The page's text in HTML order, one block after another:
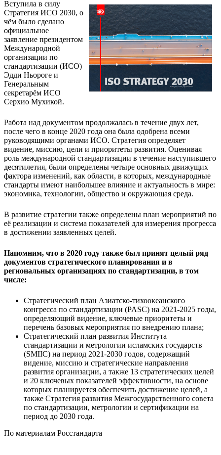
Вступила в силу
Стратегия ИСО 2030, о
чём было сделано
официальное
заявление президентом
Международной
организации по
стандартизации (ИСО)
Эдди Ньороге и
Генеральным
секретарём ИСО
Серхио Мухикой.
Работа над документом продолжалась в течение двух лет,
после чего в конце 2020 года она была одобрена всеми
руководящими органами ИСО. Стратегия определяет
видение, миссию, цели и приоритеты развития. Оценивая
роль международной стандартизации в течение наступившего
десятилетия, были определены четыре основных движущих
фактора изменений, как области, в которых, международные
стандарты имеют наибольшее влияние и актуальность в мире:
экономика, технологии, общество и окружающая среда.
В развитие стратегии также определены план мероприятий по
её реализации и система показателей для измерения прогресса
в достижении заявленных целей.
Напомним, что в 2020 году также был принят целый ряд
документов стратегического планирования и в
региональных организациях по стандартизации, в том
числе:
Стратегический план Азиатско-тихоокеанского
конгресса по стандартизации (PASC) на 2021-2025 годы,
определяющий видение, ключевые приоритеты и
перечень базовых мероприятия по внедрению плана;
Стратегический план развития Института
стандартизации и метрологии исламских государств
(SMIIC) на период 2021-2030 годов, содержащий
видение, миссию и стратегические направления
развития организации, а также 13 стратегических целей
и 20 ключевых показателей эффективности, на основе
которых планируется обеспечить достижение целей, а
также Стратегия развития Межгосударственного совета
по стандартизации, метрологии и сертификации на
период до 2030 года.
По материалам Росстандарта